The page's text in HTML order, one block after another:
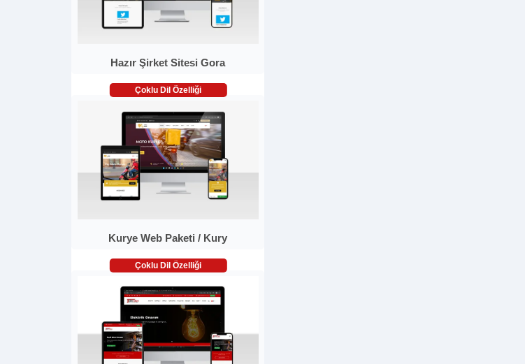
Hazır Şirket Sitesi Gora
Çoklu Dil Özelliği
Kurye Web Paketi / Kury
Çoklu Dil Özelliği